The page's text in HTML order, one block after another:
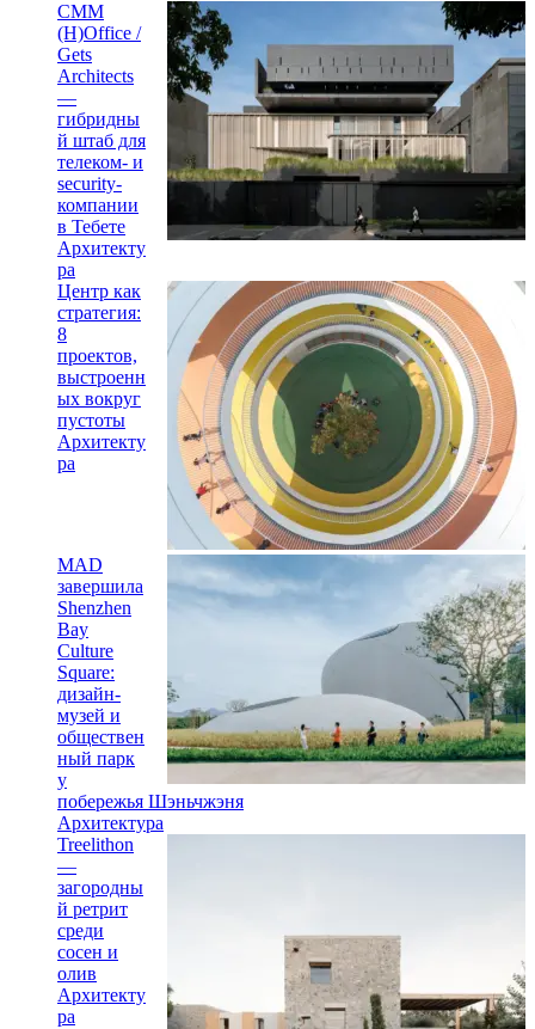
CMM
(H)Office /
Gets
Architects
—
гибридны
й штаб для
телеком- и
security-
компании
в Тебете
Архитекту
ра
Центр как
стратегия:
8
проектов,
выстроенн
ых вокруг
пустоты
Архитекту
ра
MAD
завершила
Shenzhen
Bay
Culture
Square:
дизайн-
музей и
обществен
ный парк
у
побережья Шэньчжэня
Архитектура
Treelithon
—
загородны
й ретрит
среди
сосен и
олив
Архитекту
ра